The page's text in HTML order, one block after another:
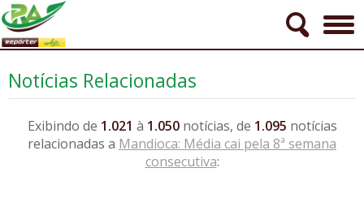
Notícias Relacionadas
Exibindo de 1.021 à 1.050notícias, de 1.095 notícias
relacionadas a Mandioca: Média cai pela 8ª semana
consecutiva: